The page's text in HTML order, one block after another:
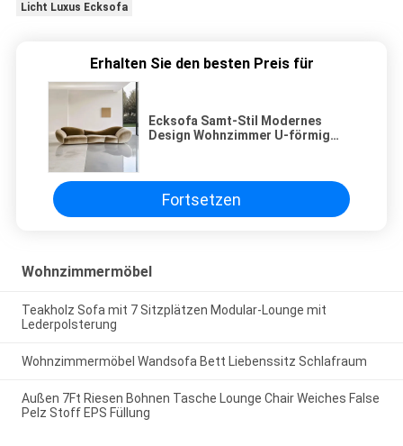
Licht Luxus Ecksofa
Erhalten Sie den besten Preis für
Ecksofa Samt-Stil Modernes
Design Wohnzimmer U-förmig
Fortsetzen
Wohnzimmermöbel
Teakholz Sofa mit 7 Sitzplätzen Modular-Lounge mit
Lederpolsterung
Wohnzimmermöbel Wandsofa Bett Liebenssitz Schlafraum
Außen 7Ft Riesen Bohnen Tasche Lounge Chair Weiches False
Pelz Stoff EPS Füllung